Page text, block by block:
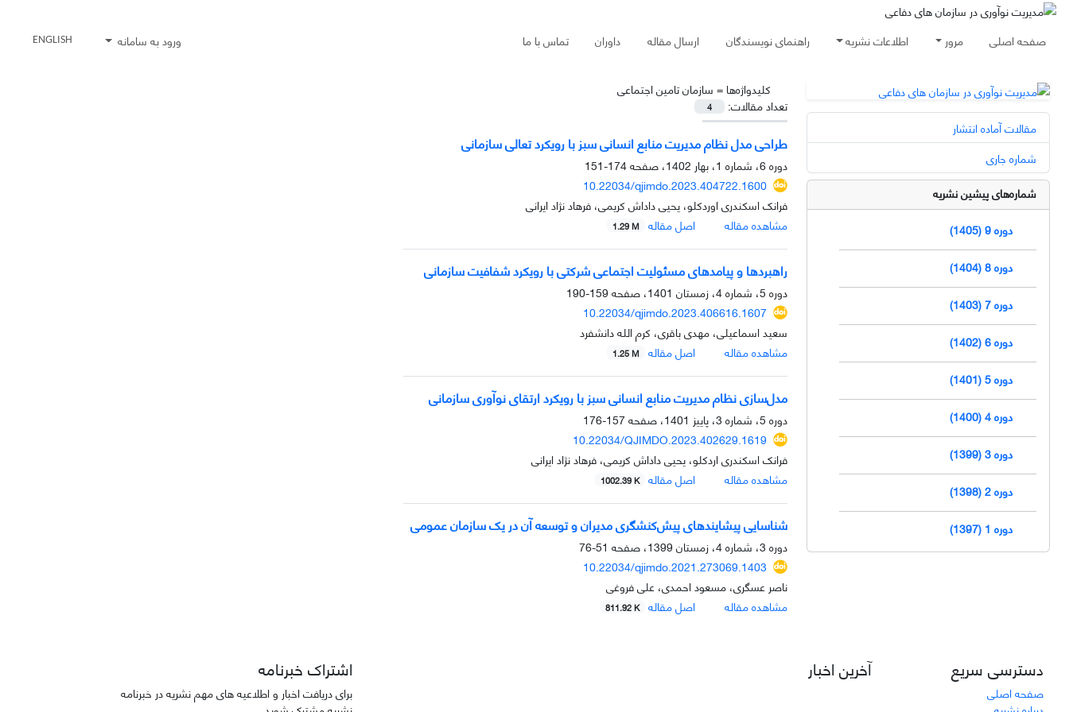
صفحه اصلی مرور اطلاعات نشریه راهنمای نویسندگان ارسال مقاله داوران تماس با ما ورود به سامانه ENGLISH
کلیدواژه‌ها = سازمان تامین اجتماعی
تعداد مقالات:
4
طراحی مدل نظام مدیریت منابع انسانی سبز با رویکرد تعالی سازمانی
دوره 6، شماره 1، بهار 1402، صفحه
174-151
10.22034/qjimdo.2023.404722.1600
فرانک اسکندری اوردکلو، یحیی داداش کریمی، فرهاد نژاد ایرانی
مشاهده مقاله
اصل مقاله 1.29 M
راهبردها و پیامدهای مسئولیت اجتماعی شرکتی با رویکرد شفافیت سازمانی
دوره 5، شماره 4، زمستان 1401، صفحه
159-190
10.22034/qjimdo.2023.406616.1607
سعید اسماعیلی، مهدی باقری، کرم الله دانشفرد
مشاهده مقاله
اصل مقاله 1.25 M
مدل‌سازی نظام مدیریت منابع انسانی سبز با رویکرد ارتقای نوآوری سازمانی
دوره 5، شماره 3، پاییز 1401، صفحه
157-176
10.22034/QJIMDO.2023.402629.1619
فرانک اسکندری اردکلو، یحیی داداش کریمی، فرهاد نژاد ایرانی
مشاهده مقاله
اصل مقاله 1002.39 K
شناسایی پیشایندهای پیش‌کنشگری مدیران و توسعه آن در یک سازمان عمومی
دوره 3، شماره 4، زمستان 1399، صفحه
51-76
10.22034/qjimdo.2021.273069.1403
ناصر عسگری، مسعود احمدی، علی فروغی
مشاهده مقاله
اصل مقاله 811.92 K
مقالات آماده انتشار
شماره جاری
شماره‌های پیشین نشریه
دوره 9 (1405)
دوره 8 (1404)
دوره 7 (1403)
دوره 6 (1402)
دوره 5 (1401)
دوره 4 (1400)
دوره 3 (1399)
دوره 2 (1398)
دوره 1 (1397)
دسترسی سریع
صفحه اصلی
آخرین اخبار اشتراک خبرنامه
برای دریافت اخبار و اطلاعیه های مهم نشریه در خبرنامه